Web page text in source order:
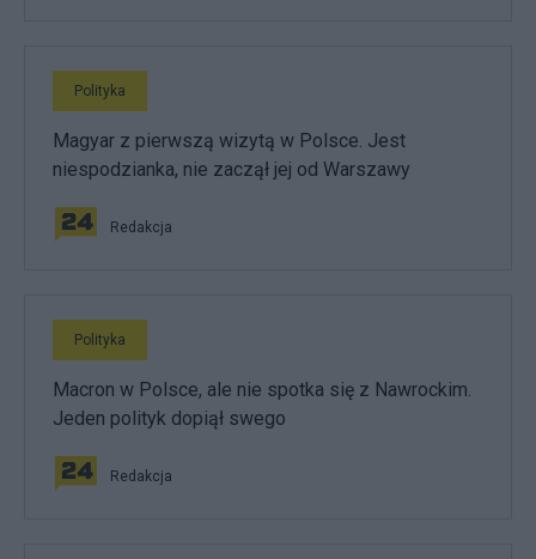
Polityka
Magyar z pierwszą wizytą w Polsce. Jest
niespodzianka, nie zaczął jej od Warszawy
Redakcja
Polityka
Macron w Polsce, ale nie spotka się z Nawrockim.
Jeden polityk dopiął swego
Redakcja